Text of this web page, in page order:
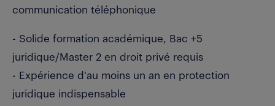
communication téléphonique
- Solide formation académique, Bac +5
juridique/Master 2 en droit privé requis
- Expérience d'au moins un an en protection
juridique indispensable